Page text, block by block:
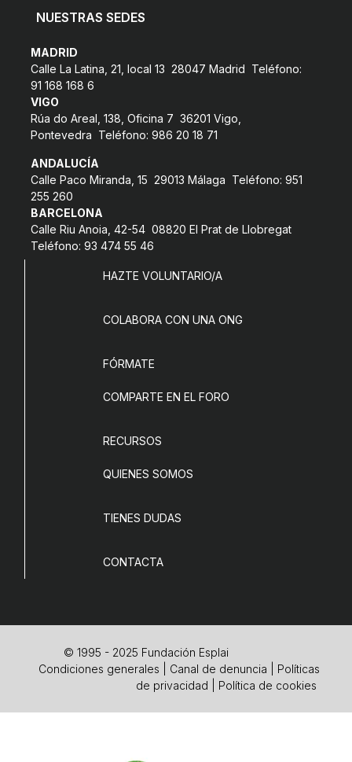
NUESTRAS SEDES
MADRID
Calle La Latina, 21, local 13 28047 Madrid Teléfono:
91 168 168 6
VIGO
Rúa do Areal, 138, Oficina 7 36201 Vigo,
Pontevedra Teléfono: 986 20 18 71
ANDALUCÍA
Calle Paco Miranda, 15 29013 Málaga Teléfono: 951
255 260
BARCELONA
Calle Riu Anoia, 42-54 08820 El Prat de Llobregat
Teléfono: 93 474 55 46
HAZTE VOLUNTARIO/A
COLABORA CON UNA ONG
FÓRMATE
COMPARTE EN EL FORO
RECURSOS
QUIENES SOMOS
TIENES DUDAS
CONTACTA
© 1995 - 2025 Fundación Esplai
Condiciones generales
Canal de denuncia
Políticas
de privacidad
Política de cookies
COL·LABORA
Fes voluntariat
Fes un donatiu
Treballa amb nosaltres